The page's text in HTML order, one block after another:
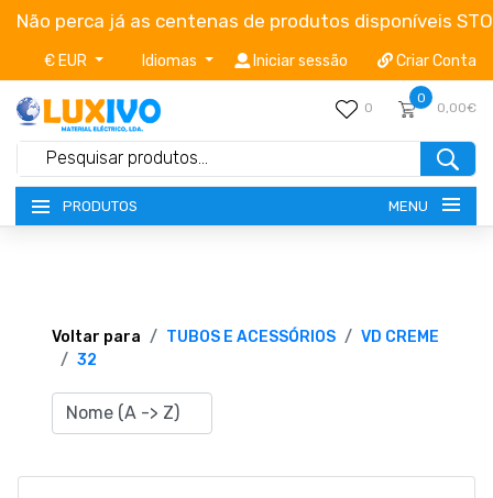
Não perca já as centenas de produtos disponíveis
€ EUR Idiomas Iniciar sessão Criar Conta
0
0
0,00€
PRODUTOS MENU
TERMOS E CONDIÇÕES
Voltar para TUBOS E ACESSÓRIOS
VD CREME
32